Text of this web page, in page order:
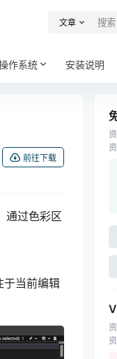
文章
作系统 安装说明
前往下载
通过色彩区
于当前编辑